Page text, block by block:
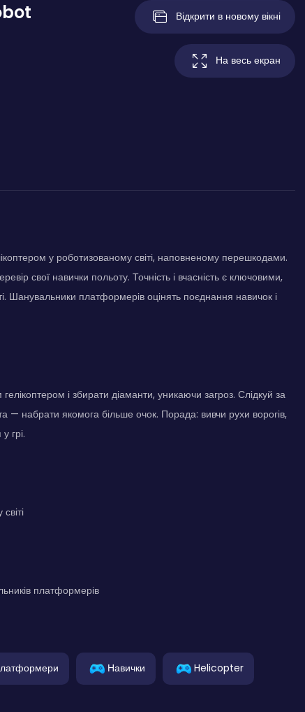
Відкрити в новому вікні
На весь екран
у роботизованому світі, наповненому перешкодами.
свої навички польоту. Точність і вчасність є ключовими,
Шанувальники платформерів оцінять поєднання навичок і
і збирати діаманти, уникаючи загроз. Слідкуй за
набрати якомога більше очок. Порада: вивчи рухи ворогів,
грі.
платформерів
Навички Helicopter